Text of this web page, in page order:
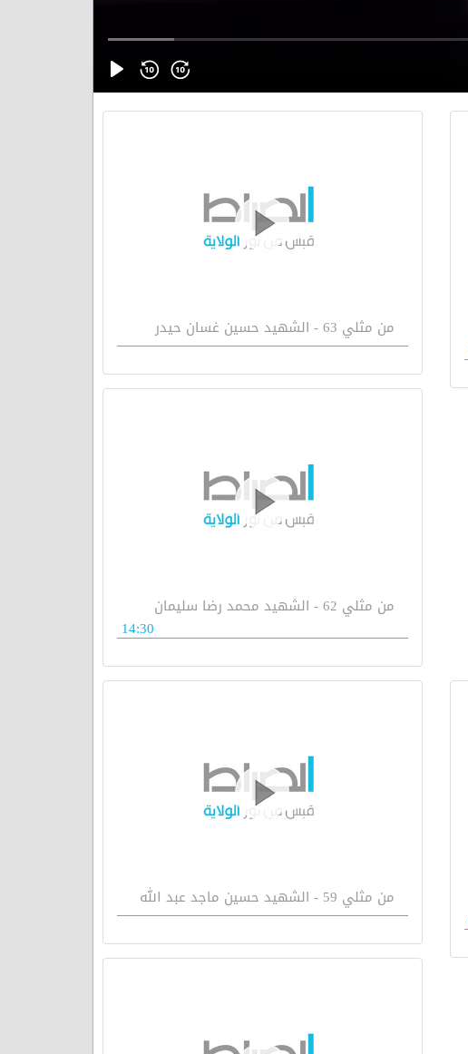
من مثلي 63 - الشهيد حسين غسان حيدر
من مثلي 62 - الشهيد محمد رضا سليمان
14:30
من مثلي 59 - الشهيد حسين ماجد عبد الله